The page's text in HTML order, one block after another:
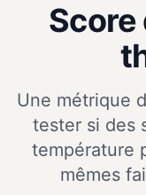
Score
Une métrique
tester si des
température
mêmes